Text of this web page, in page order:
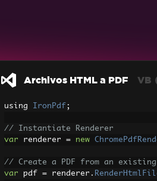
Archivos HTML a PDF VB
using IronPdf ;
// Instantiate Renderer
var renderer = new
// Create a PDF from an
var pdf = renderer .